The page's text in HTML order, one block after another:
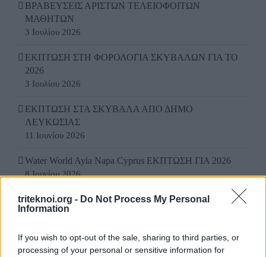
triteknoi.org - Do Not Process My Personal
Information
If you wish to opt-out of the sale, sharing to third parties, or
processing of your personal or sensitive information for
ΒΡΑΒΕΥΣΕΙΣ ΑΡΙΣΤΩΝ ΤΕΛΕΙΟΦΟΙΤΩΝ
ΜΑΘΗΤΩΝ
3 Ιουλίου 2026
ΕΚΠΤΩΣΗ ΣΤΗ ΦΟΡΟΛΟΓΙΑ ΣΚΥΒΑΛΩΝ ΓΙΑ ΤΟ
2026
3 Ιουλίου 2026
ΕΚΠΤΩΣΗ ΣΤΑ ΣΚΥΒΑΛΑ ΑΠΟ ΔΗΜΟ
ΛΕΥΚΩΣΙΑΣ
11 Ιουνίου 2026
Water World Ayia Napa Cyprus ΕΚΠΤΩΣΗ ΓΙΑ 2026
8 Ιουνίου 2026
ΕΚΠΤΩΣΗ ΑΠΟ ΚΟΙΝΟΤΙΚΟ ΣΥΜΒΟΥΛΙΟ
ΜΑΡΩΝΙΟΥ